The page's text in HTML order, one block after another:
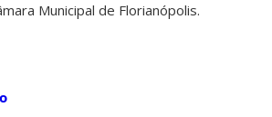
Municipal de Florianópolis.